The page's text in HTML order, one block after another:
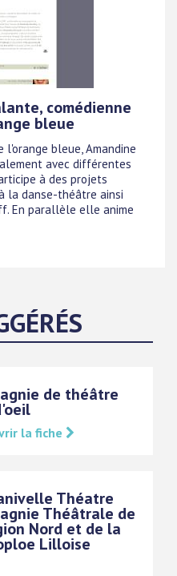
comédienne
bleue
l'orange bleue, Amandine
avec différentes
à des projets
la danse-théâtre ainsi
En parallèle elle anime
de théâtre
la fiche
Théatre
Théâtrale de
Nord et de la
Lilloise